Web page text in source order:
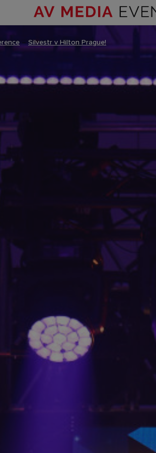
–Silvestr v Hilton Prague!